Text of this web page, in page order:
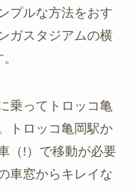
プルな方法をおす
ガスタジアムの横
乗ってトロッコ亀
トロッコ亀岡駅か
（!）で移動が必要
車窓からキレイな